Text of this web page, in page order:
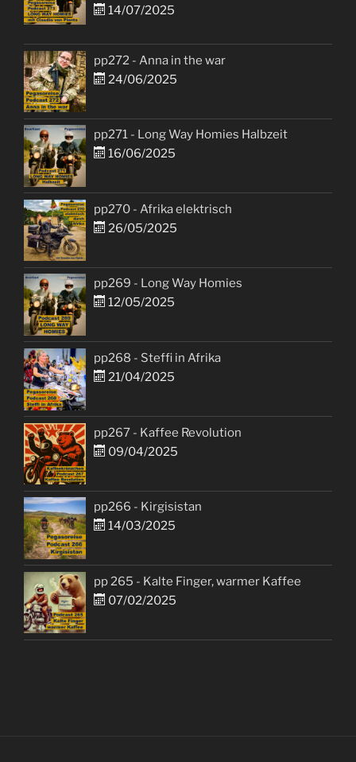
14/07/2025
pp272 - Anna in the war
24/06/2025
pp271 - Long Way Homies Halbzeit
16/06/2025
pp270 - Afrika elektrisch
26/05/2025
pp269 - Long Way Homies
12/05/2025
pp268 - Steffi in Afrika
21/04/2025
pp267 - Kaffee Revolution
09/04/2025
pp266 - Kirgisistan
14/03/2025
pp 265 - Kalte Finger, warmer Kaffee
07/02/2025